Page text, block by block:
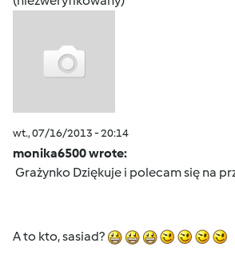
wt., 07/16/2013 - 20:14
monika6500 wrote:
Grażynko Dziękuje i polecam się na
A to kto, sasiad?